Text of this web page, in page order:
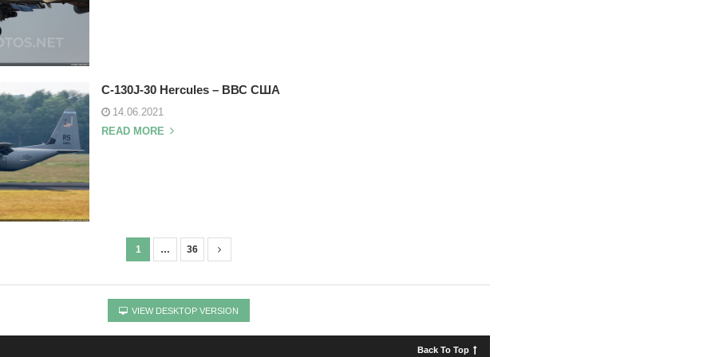
C-130J-30 Hercules – ВВС США
14.06.2021
READ MORE
1 … 36
VIEW DESKTOP VERSION
Back To Top